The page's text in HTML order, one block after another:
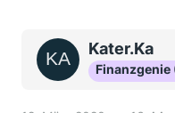
Kater.Ka